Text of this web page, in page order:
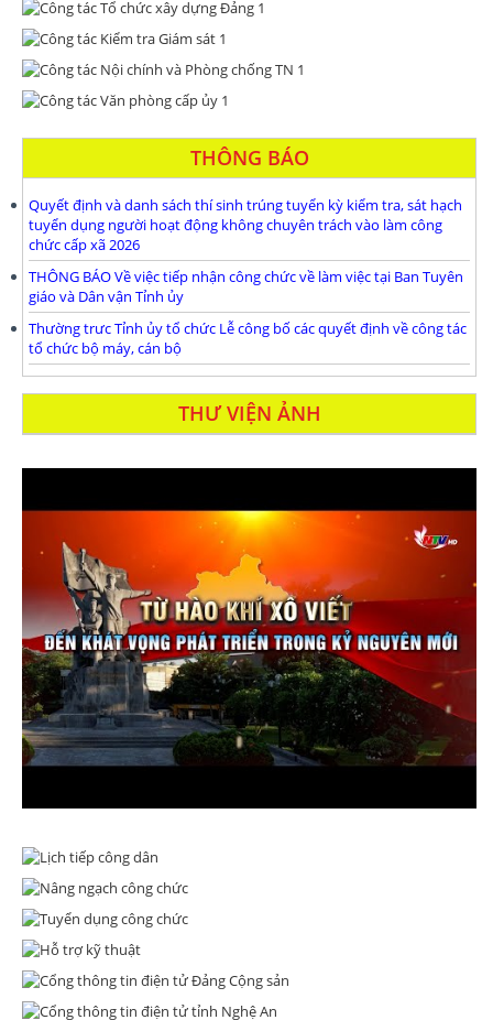
THÔNG BÁO
Quyết định và danh sách thí sinh trúng tuyển kỳ kiểm tra, sát hạch
tuyển dụng người hoạt động không chuyên trách vào làm công
chức cấp xã 2026
THÔNG BÁO Về việc tiếp nhận công chức về làm việc tại Ban Tuyên
giáo và Dân vận Tỉnh ủy
Thường trưc Tỉnh ủy tổ chức Lễ công bố các quyết định về công tác
tổ chức bộ máy, cán bộ
THƯ VIỆN ẢNH